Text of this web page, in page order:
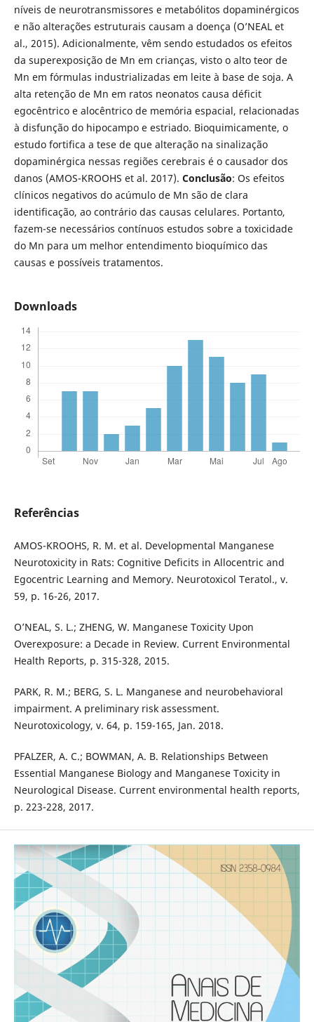
níveis de neurotransmissores e metabólitos dopaminérgicos
e não alterações estruturais causam a doença (O’NEAL et
al., 2015). Adicionalmente, vêm sendo estudados os efeitos
da superexposição de Mn em crianças, visto o alto teor de
Mn em fórmulas industrializadas em leite à base de soja. A
alta retenção de Mn em ratos neonatos causa déficit
egocêntrico e alocêntrico de memória espacial, relacionadas
à disfunção do hipocampo e estriado. Bioquimicamente, o
estudo fortifica a tese de que alteração na sinalização
dopaminérgica nessas regiões cerebrais é o causador dos
danos (AMOS-KROOHS et al. 2017). Conclusão: Os efeitos
clínicos negativos do acúmulo de Mn são de clara
identificação, ao contrário das causas celulares. Portanto,
fazem-se necessários contínuos estudos sobre a toxicidade
do Mn para um melhor entendimento bioquímico das
causas e possíveis tratamentos.
Downloads
Referências
AMOS-KROOHS, R. M. et al. Developmental Manganese
Neurotoxicity in Rats: Cognitive Deficits in Allocentric and
Egocentric Learning and Memory. Neurotoxicol Teratol., v.
59, p. 16-26, 2017.
O’NEAL, S. L.; ZHENG, W. Manganese Toxicity Upon
Overexposure: a Decade in Review. Current Environmental
Health Reports, p. 315-328, 2015.
PARK, R. M.; BERG, S. L. Manganese and neurobehavioral
impairment. A preliminary risk assessment.
Neurotoxicology, v. 64, p. 159-165, Jan. 2018.
PFALZER, A. C.; BOWMAN, A. B. Relationships Between
Essential Manganese Biology and Manganese Toxicity in
Neurological Disease. Current environmental health reports,
p. 223-228, 2017.